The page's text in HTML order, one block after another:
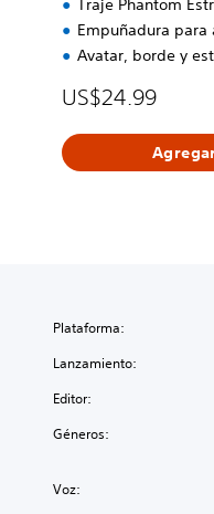
Traje Phantom
Empuñadura para
Avatar, borde y
US$24.99
Plataforma:
Lanzamiento:
Editor:
Géneros:
Voz: